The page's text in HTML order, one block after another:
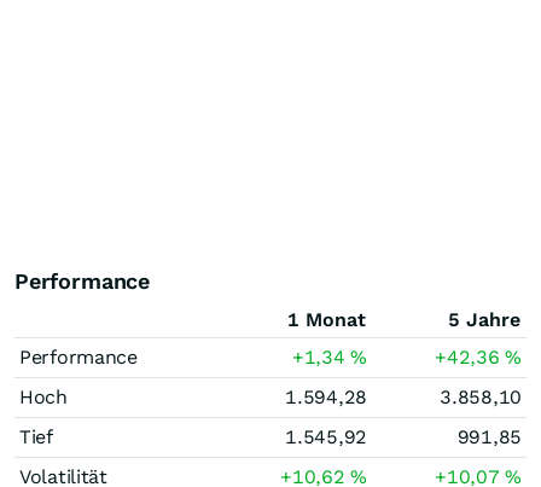
Performance
1 Monat
5 Jahre
Performance
+1,34% +42,36%
Hoch
1.594,28
3.858,10
Tief
1.545,92
991,85
Volatilität
+10,62% +10,07%